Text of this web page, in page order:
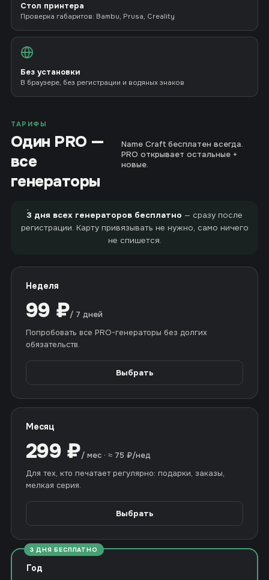
Стол принтера
Проверка габаритов: Bambu, Prusa, Creality
Без установки
В браузере, без регистрации и водяных знаков
ТАРИФЫ
Один PRO —
все
генераторы
Name Craft бесплатен всегда.
PRO открывает остальные +
новые.
3 дня всех генераторов бесплатно — сразу после
регистрации. Карту привязывать не нужно, само ничего
не спишется.
Неделя
99 ₽/ 7 дней
Попробовать все PRO-генераторы без долгих
обязательств.
Выбрать
Месяц
299 ₽/ мес · ≈ 75 ₽/нед
Для тех, кто печатает регулярно: подарки, заказы,
мелкая серия.
Выбрать
3 ДНЯ БЕСПЛАТНО
Год